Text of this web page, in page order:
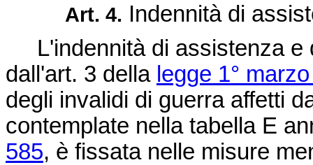
Art. 4. Indennità di
L'indennità di assistenza e
dall'art. 3 della legge 1°
degli invalidi di guerra affetti
contemplate nella tabella E
585, è fissata nelle misure